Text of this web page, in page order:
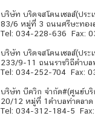
บริษัท บริดจสโตนเซลส์(ปร
83/6 หมู่ที่ 3 ถนนศรีษะทอง
Tel: 034-228-636 Fax:
บริษัท บริดจสโตนเซลส์(ปร
233/9-11 ถนนราชวิถีตำบล
Tel: 034-252-704 Fax:
บริษัท บีควิก จำกัด#(ศูนย์บริ
20/12 หมู่ที่ 1ตำบลท่าตลาด
Tel: 034-312-184-5